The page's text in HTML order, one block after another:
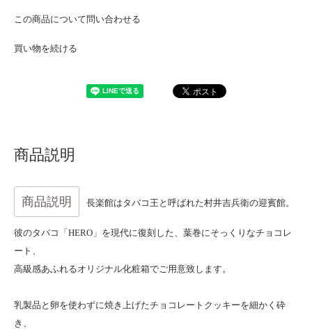
この商品について問い合わせる
買い物を続ける
商品説明
商品説明 長楽館はタバコ王と呼ばれた村井吉兵衛の迎賓館。
彼のタバコ「HERO」を現代に復刻した、葉巻にそっくりなチョコレ
ート、
高級感あふれるオリジナル化粧箱でご用意致します。
乳製品と卵を使わずに焼き上げたチョコレートクッキーを細かく砕
き、